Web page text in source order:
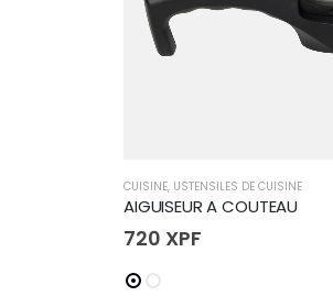
CUISINE, USTENSILES DE CUISINE
AIGUISEUR A COUTEAU
720 XPF